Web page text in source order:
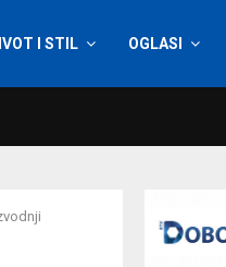
I STIL OGLASI